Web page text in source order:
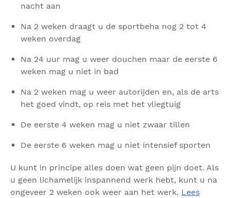
nacht aan
Na 2 weken draagt u de sportbeha nog 2 tot 4
weken overdag
Na 24 uur mag u weer douchen maar de eerste 6
weken mag u niet in bad
Na 2 weken mag u weer autorijden en, als de arts
het goed vindt, op reis met het vliegtuig
De eerste 4 weken mag u niet zwaar tillen
De eerste 6 weken mag u niet intensief sporten
U kunt in principe alles doen wat geen pijn doet. Als
u geen lichamelijk inspannend werk hebt, kunt u na
ongeveer 2 weken ook weer aan het werk. Lees